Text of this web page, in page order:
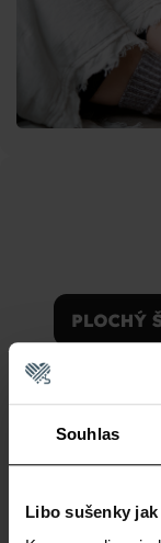
Souhlas
Libo sušenky